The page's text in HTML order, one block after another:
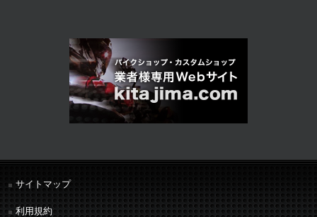
サイトマップ
利用規約